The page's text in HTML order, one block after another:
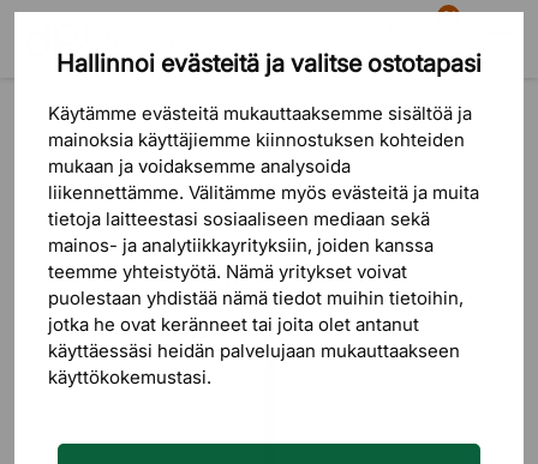
Hallinnoi evästeitä ja valitse ostotapasi
Käytämme evästeitä mukauttaaksemme sisältöä ja
mainoksia käyttäjiemme kiinnostuksen kohteiden
mukaan ja voidaksemme analysoida
liikennettämme. Välitämme myös evästeitä ja muita
tietoja laitteestasi sosiaaliseen mediaan sekä
mainos- ja analytiikkayrityksiin, joiden kanssa
teemme yhteistyötä. Nämä yritykset voivat
puolestaan ​​yhdistää nämä tiedot muihin tietoihin,
jotka he ovat keränneet tai joita olet antanut
käyttäessäsi heidän palvelujaan mukauttaakseen
käyttökokemustasi.
Etsi
81
Ostoskori